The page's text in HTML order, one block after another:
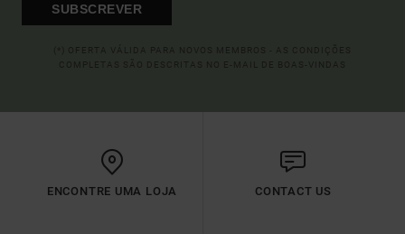
SUBSCREVER
ENCONTRE UMA LOJA CONTACT US